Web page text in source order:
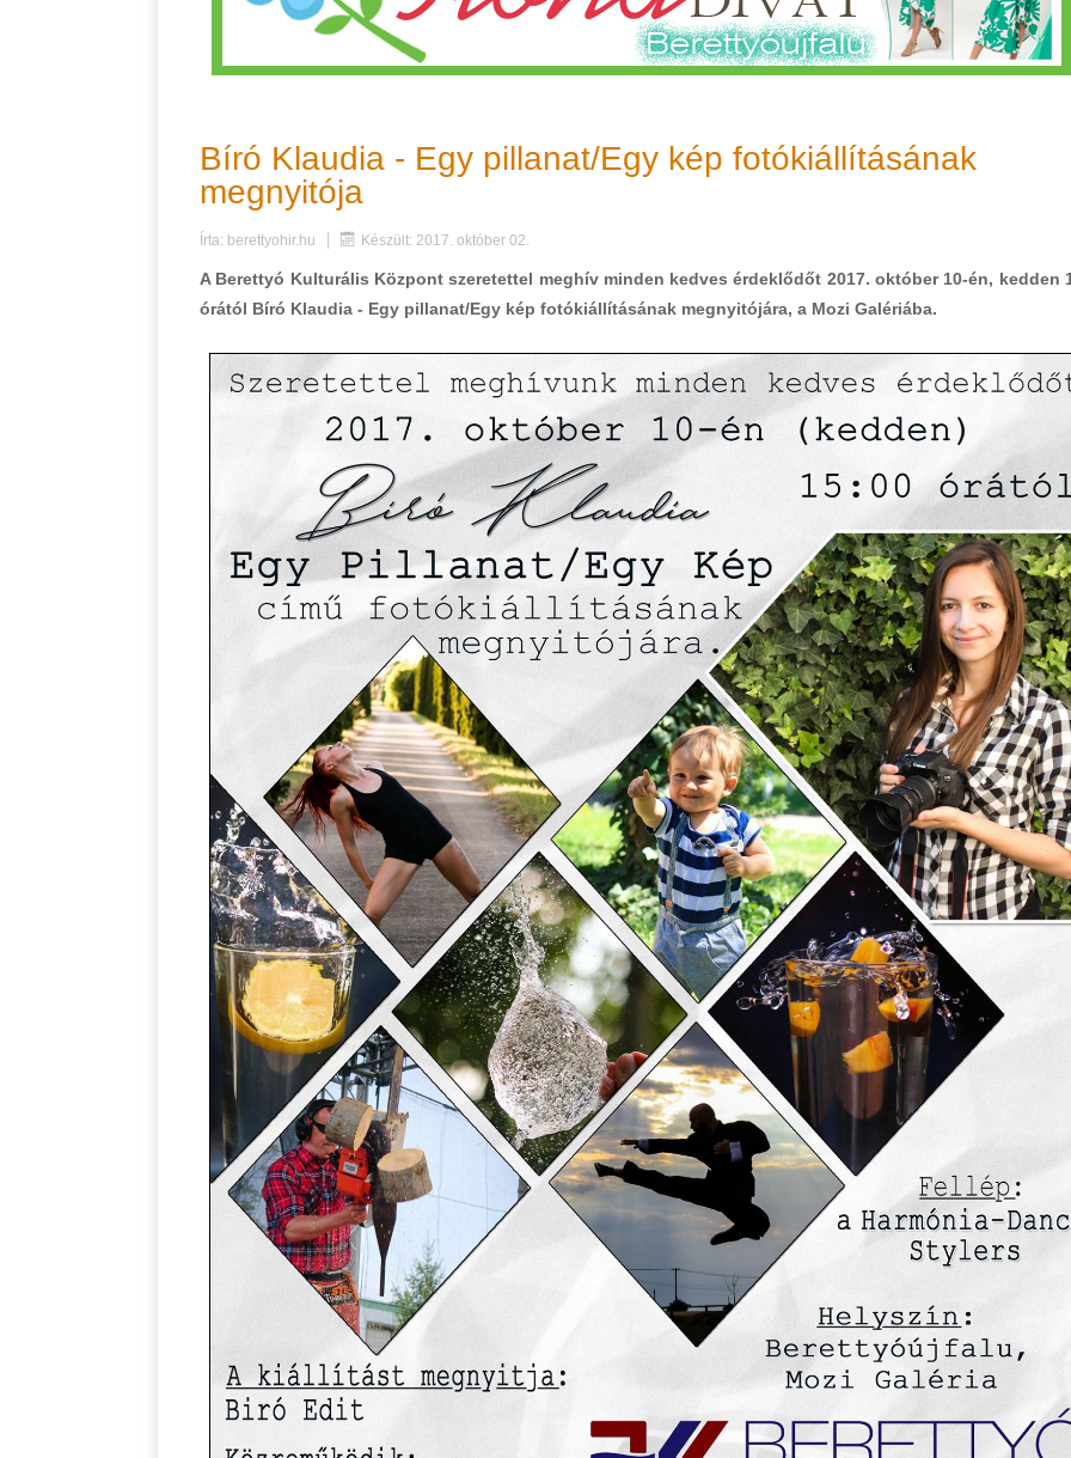
Bíró Klaudia - Egy pillanat/Egy kép fotókiállításának
megnyitója
Írta: berettyohir.hu Készült: 2017. október 02.
A Berettyó Kulturális Központ szeretettel meghív minden kedves érdeklődőt 2017. október 10-én, kedden
órától Bíró Klaudia - Egy pillanat/Egy kép fotókiállításának megnyitójára, a Mozi Galériába.